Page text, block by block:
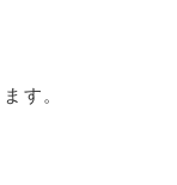
す。